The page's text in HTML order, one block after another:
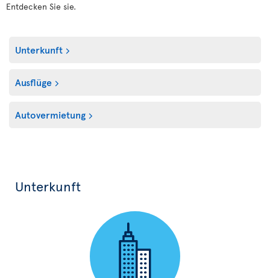
Entdecken Sie sie.
Unterkunft
Ausflüge
Autovermietung
Unterkunft